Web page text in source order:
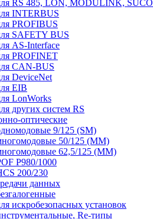
RS 485, LON, MODULINK,
INTERBUS
PROFIBUS
SAFETY BUS
AS-Interface
PROFINET
CAN-BUS
DeviceNet
EIB
LonWorks
других систем RS
оптические
9/125 (SM)
50/125 (ММ)
62,5/125 (ММ)
P980/1000
200/230
данных
искробезопасных установок
Re-типы